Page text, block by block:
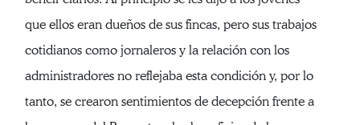
que ellos eran dueños de sus fincas, pero sus trabajos
cotidianos como jornaleros y la relación con los
administradores no reflejaba esta condición y, por lo
tanto, se crearon sentimientos de decepción frente a